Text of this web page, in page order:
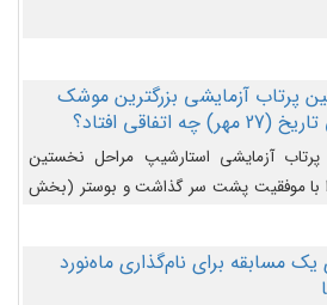
پرتاب آزمایشی بزرگترین موشک
چه اتفاقی افتاد؟
آزمایشی استارشیپ مراحل نخستین
با موفقیت پشت سر گذاشت و بوستر (بخش
مسیر از پیش تعیین‌شده کند و سپس با یک
جدید با موفقیت از آن جدا شود.
یک مسابقه برای نام‌گذاری ماه‌نورد